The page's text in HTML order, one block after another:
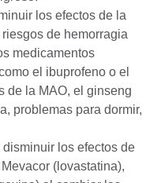
los efectos de la
de hemorragia
medicamentos
el ibuprofeno o el
de la MAO, el ginseng
problemas para dormir,
disminuir los efectos de
(lovastatina),